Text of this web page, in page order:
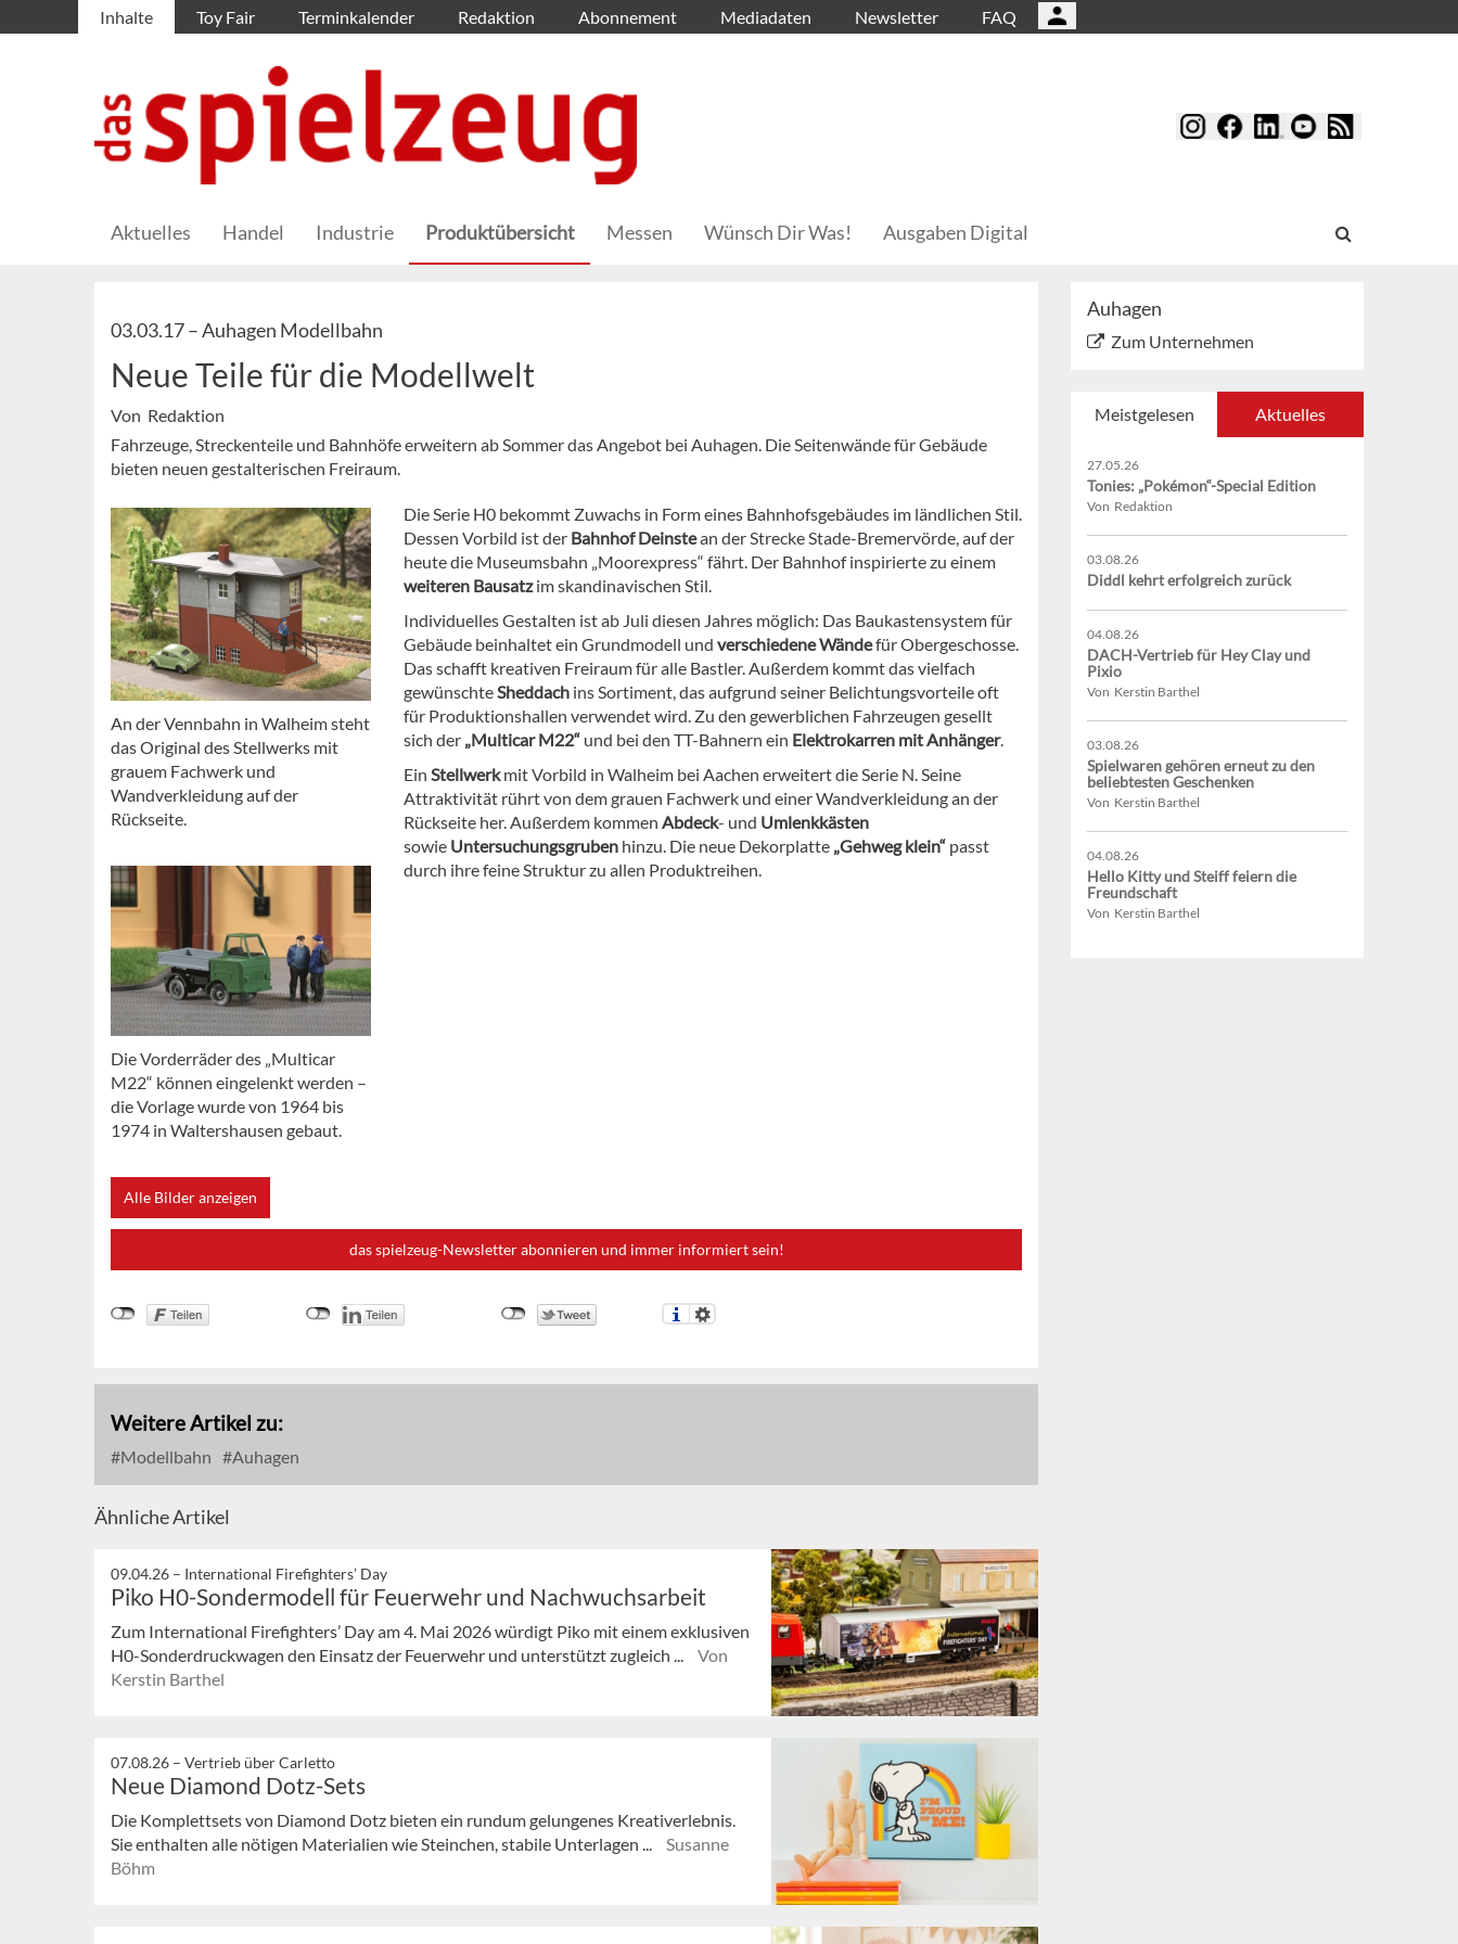
Inhalte Toy Fair Terminkalender Redaktion Abonnement Mediadaten Newsletter FAQ
Aktuelles Handel Industrie Produktübersicht Messen Wünsch Dir Was! Ausgaben Digital
03.03.17 –Auhagen Modellbahn
Neue Teile für die Modellwelt
Von Redaktion
Fahrzeuge, Streckenteile und Bahnhöfe erweitern ab Sommer das Angebot bei Auhagen. Die Seitenwände für Gebäude
bieten neuen gestalterischen Freiraum.
An der Vennbahn in Walheim steht
das Original des Stellwerks mit
grauem Fachwerk und
Wandverkleidung auf der
Rückseite.
Die Vorderräder des „Multicar
M22“ können eingelenkt werden –
die Vorlage wurde von 1964 bis
1974 in Waltershausen gebaut.
Alle Bilder anzeigen
Die Serie H0 bekommt Zuwachs in Form eines Bahnhofsgebäudes im ländlichen Stil.
Dessen Vorbild ist der Bahnhof Deinstean der Strecke Stade-Bremervörde, auf der
heute die Museumsbahn „Moorexpress“ fährt. Der Bahnhof inspirierte zu einem
weiteren Bausatzim skandinavischen Stil.
Individuelles Gestalten ist ab Juli diesen Jahres möglich: Das Baukastensystem für
Gebäude beinhaltet ein Grundmodell und verschiedene Wändefür Obergeschosse.
Das schafft kreativen Freiraum für alle Bastler. Außerdem kommt das vielfach
gewünschteSheddach ins Sortiment, das aufgrund seiner Belichtungsvorteile oft
für Produktionshallen verwendet wird. Zu den gewerblichen Fahrzeugen gesellt
sich der „Multicar M22“ und bei den TT-Bahnern ein Elektrokarren mit Anhänger.
Ein Stellwerkmit Vorbild in Walheim bei Aachen erweitert die Serie N. Seine
Attraktivität rührt von dem grauen Fachwerk und einer Wandverkleidung an der
Rückseite her. Außerdem kommen Abdeck- und Umlenkkästen
sowie Untersuchungsgruben hinzu. Die neue Dekorplatte „Gehweg klein“ passt
durch ihre feine Struktur zu allen Produktreihen.
das spielzeug-Newsletter abonnieren und immer informiert sein!
Weitere Artikel zu:
Modellbahn Auhagen
Ähnliche Artikel
09.04.26 – International Firefighters’ Day
Piko H0-Sondermodell für Feuerwehr und Nachwuchsarbeit
Zum International Firefighters’ Day am 4. Mai 2026 würdigt Piko mit einem exklusiven
H0-Sonderdruckwagen den Einsatz der Feuerwehr und unterstützt zugleich ...
Von
Kerstin Barthel
07.08.26 – Vertrieb über Carletto
Neue Diamond Dotz-Sets
Die Komplettsets von Diamond Dotz bieten ein rundum gelungenes Kreativerlebnis.
Sie enthalten alle nötigen Materialien wie Steinchen, stabile Unterlagen ...
Susanne
Böhm
Auhagen
Zum Unternehmen
Meistgelesen Aktuelles
27.05.26
Tonies: „Pokémon“-Special Edition
Von Redaktion
03.08.26
Diddl kehrt erfolgreich zurück
04.08.26
DACH-Vertrieb für Hey Clay und
Pixio
Von Kerstin Barthel
03.08.26
Spielwaren gehören erneut zu den
beliebtesten Geschenken
Von Kerstin Barthel
04.08.26
Hello Kitty und Steiff feiern die
Freundschaft
Von Kerstin Barthel